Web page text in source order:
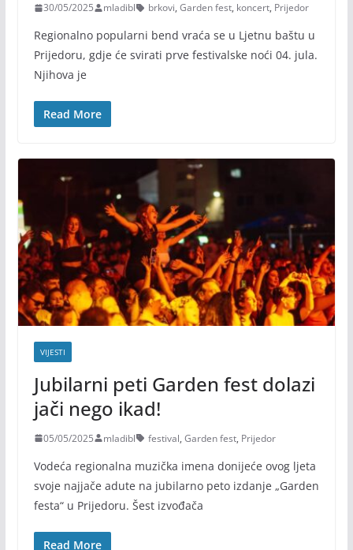
30/05/2025 mladibl brkovi, Garden fest, koncert, Prijedor
Regionalno popularni bend vraća se u Ljetnu baštu u
Prijedoru, gdje će svirati prve festivalske noći 04. jula.
Njihova je
Read More
VIJESTI
Jubilarni peti Garden fest dolazi
jači nego ikad!
05/05/2025 mladibl festival, Garden fest, Prijedor
Vodeća regionalna muzička imena donijeće ovog ljeta
svoje najjače adute na jubilarno peto izdanje „Garden
festa“ u Prijedoru. Šest izvođača
Read More